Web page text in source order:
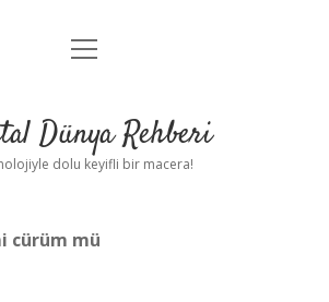
Anasayfa
Yasal Uyarı
menüyü
Dünya Rehberi
dolu keyifli bir macera!
cürüm mü